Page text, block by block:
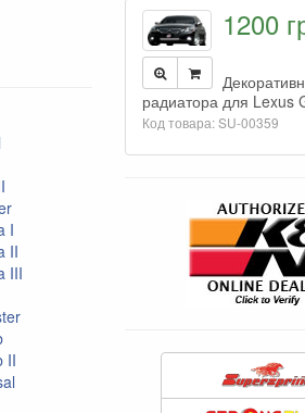
I
II
III
II
1200
радиатора для Lexus
Код товара: SU-00359